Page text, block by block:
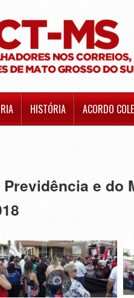
HISTÓRIA ACORDO
e do